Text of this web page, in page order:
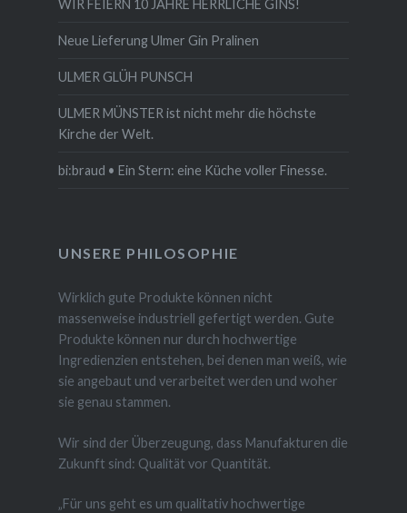
WIR FEIERN 10 JAHRE HERRLICHE GINS!
Neue Lieferung Ulmer Gin Pralinen
ULMER GLÜH PUNSCH
ULMER MÜNSTER ist nicht mehr die höchste
Kirche der Welt.
bi:braud • Ein Stern: eine Küche voller Finesse.
UNSERE PHILOSOPHIE
Wirklich gute Produkte können nicht
massenweise industriell gefertigt werden. Gute
Produkte können nur durch hochwertige
Ingredienzien entstehen, bei denen man weiß, wie
sie angebaut und verarbeitet werden und woher
sie genau stammen.
Wir sind der Überzeugung, dass Manufakturen die
Zukunft sind: Qualität vor Quantität.
„Für uns geht es um qualitativ hochwertige